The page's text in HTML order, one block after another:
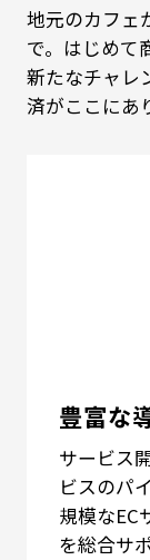
地元のカフェ
で。はじめて
新たなチャレ
済がここにあ
豊富な
サービス
ビスのパ
規模なEC
を総合サ